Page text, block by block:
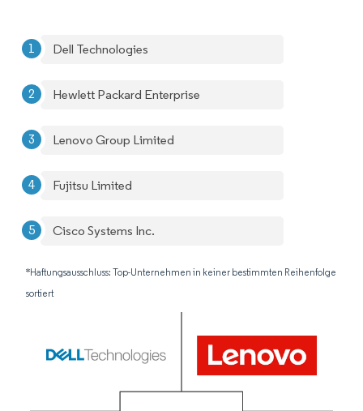
Dell Technologies
Hewlett Packard Enterprise
Lenovo Group Limited
Fujitsu Limited
Cisco Systems Inc.
*Haftungsausschluss: Top-Unternehmen in keiner bestimmten Reihenfolge
sortiert